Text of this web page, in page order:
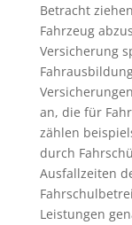
Betracht
Fahrzeug
Versicherung
an, die für
zählen
durch
Ausfallzeiten
Leistungen